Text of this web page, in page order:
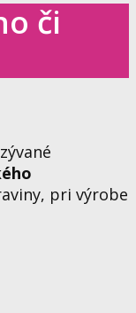
či
pri výrobe